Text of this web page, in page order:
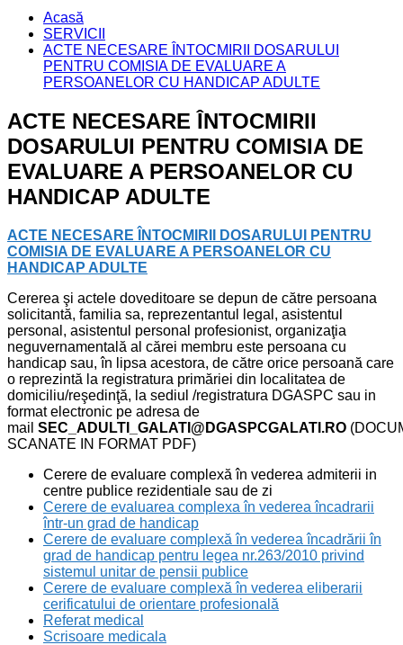
Acasă
SERVICII
ACTE NECESARE ÎNTOCMIRII DOSARULUI
PENTRU COMISIA DE EVALUARE A
PERSOANELOR CU HANDICAP ADULTE
ACTE NECESARE ÎNTOCMIRII
DOSARULUI PENTRU COMISIA DE
EVALUARE A PERSOANELOR CU
HANDICAP ADULTE
ACTE NECESARE ÎNTOCMIRII DOSARULUI PENTRU
COMISIA DE EVALUARE A PERSOANELOR CU
HANDICAP ADULTE
Cererea şi actele doveditoare se depun de către persoana
solicitantă, familia sa, reprezentantul legal, asistentul
personal, asistentul personal profesionist, organizaţia
neguvernamentală al cărei membru este persoana cu
handicap sau, în lipsa acestora, de către orice persoană care
o reprezintă la registratura primăriei din localitatea de
domiciliu/reşedinţă, la sediul /registratura DGASPC sau in
format electronic pe adresa de
mail SEC_ADULTI_GALATI@DGASPCGALATI.RO
SCANATE IN FORMAT PDF)
Cerere de evaluare complexă în vederea admiterii in
centre publice rezidentiale sau de zi
Cerere de evaluarea complexa în vederea încadrarii
într-un grad de handicap
Cerere de evaluare complexă în vederea încadrării în
grad de handicap pentru legea nr.263/2010 privind
sistemul unitar de pensii publice
Cerere de evaluare complexă în vederea eliberarii
cerificatului de orientare profesională
Referat medical
Scrisoare medicala